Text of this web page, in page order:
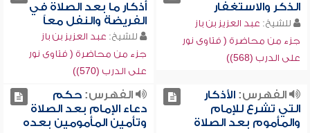
الذكر والاستغفار
للشيخ: عبد العزيز بن باز
جزء من محاضرة ( فتاوى نور
على الدرب (568))
أذكار ما بعد الصلاة في
الفريضة والنفل معاً
للشيخ: عبد العزيز بن باز
جزء من محاضرة ( فتاوى نور
على الدرب (570))
الفهرس:الأذكار
التي تشرع للإمام
والمأموم بعد الصلاة
الفهرس:حكم
دعاء الإمام بعد الصلاة
وتأمين المأمومين بعده